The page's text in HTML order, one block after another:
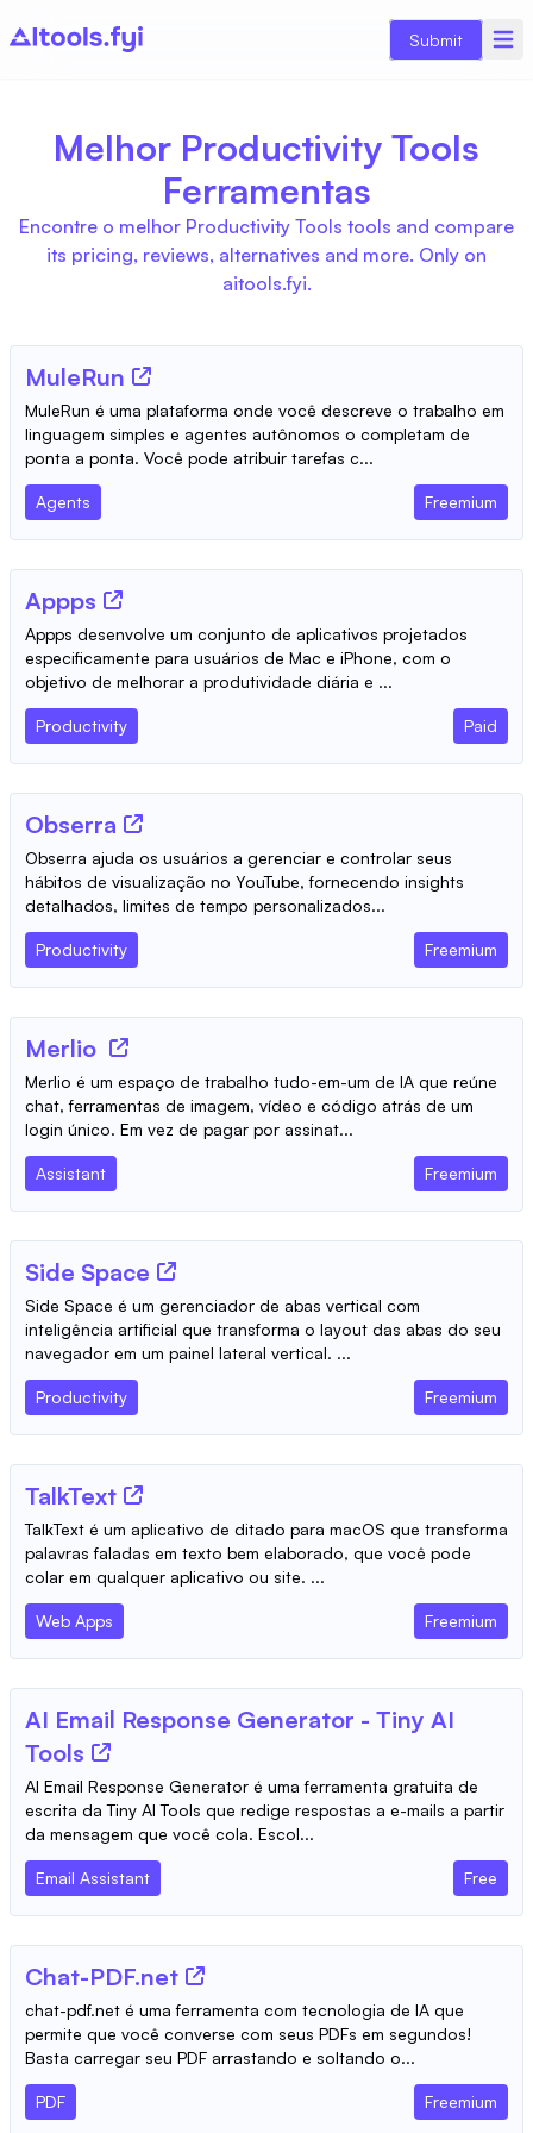
Submit
Melhor Productivity Tools
Ferramentas
Encontre o melhor Productivity Tools tools and compare
its pricing, reviews, alternatives and more. Only on
aitools.fyi.
MuleRun
MuleRun é uma plataforma onde você descreve o trabalho em
linguagem simples e agentes autônomos o completam de
ponta a ponta. Você pode atribuir tarefas c...
Agents Freemium
Appps
Appps desenvolve um conjunto de aplicativos projetados
especificamente para usuários de Mac e iPhone, com o
objetivo de melhorar a produtividade diária e ...
Productivity Paid
Obserra
Obserra ajuda os usuários a gerenciar e controlar seus
hábitos de visualização no YouTube, fornecendo insights
detalhados, limites de tempo personalizados...
Productivity Freemium
Merlio
Merlio é um espaço de trabalho tudo-em-um de IA que reúne
chat, ferramentas de imagem, vídeo e código atrás de um
login único. Em vez de pagar por assinat...
Assistant Freemium
Side Space
Side Space é um gerenciador de abas vertical com
inteligência artificial que transforma o layout das abas do seu
navegador em um painel lateral vertical. ...
Productivity Freemium
TalkText
TalkText é um aplicativo de ditado para macOS que transforma
palavras faladas em texto bem elaborado, que você pode
colar em qualquer aplicativo ou site. ...
Web Apps Freemium
AI Email Response Generator - Tiny AI
Tools
AI Email Response Generator é uma ferramenta gratuita de
escrita da Tiny AI Tools que redige respostas a e-mails a partir
da mensagem que você cola. Escol...
Email Assistant Free
Chat-PDF.net
chat-pdf.net é uma ferramenta com tecnologia de IA que
permite que você converse com seus PDFs em segundos!
Basta carregar seu PDF arrastando e soltando o...
PDF Freemium